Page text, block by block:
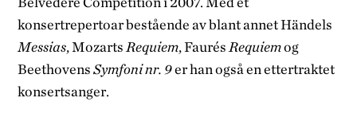
konsertrepertoar bestående av blant annet Händels
Messias, Mozarts Requiem, Faurés Requiemog
BeethovensSymfoni nr. 9er han også en ettertraktet
konsertsanger.